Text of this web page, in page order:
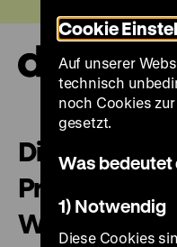
zum
Seiteninhalt
springen
Die Elbe – ein
Problematik
Cookie
Auf unserer
technisch
noch Cookies
gesetzt.
Was bedeutet
1) Notwendig
Diese Cookies